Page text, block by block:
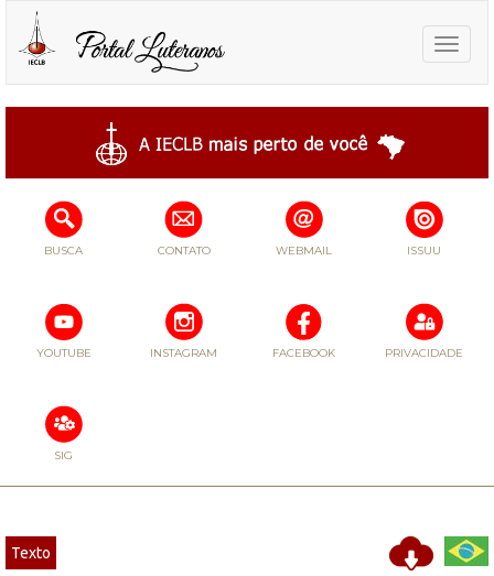
Toggle
BUSCA CONTATO WEBMAIL ISSUU
YOUTUBE INSTAGRAM FACEBOOK PRIVACIDADE
SIG
Texto